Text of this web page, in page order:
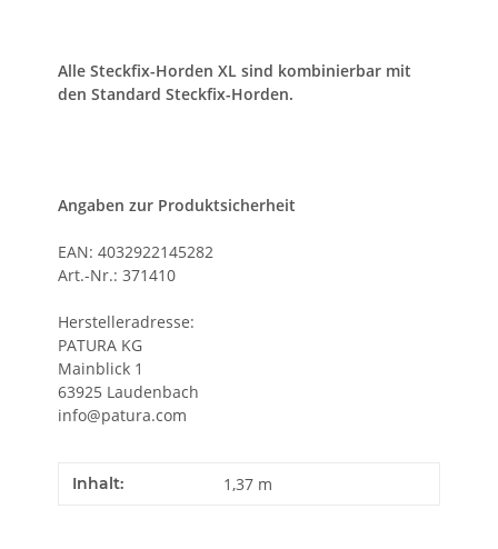
Alle Steckfix-Horden XL sind kombinierbar mit
den Standard Steckfix-Horden.
Angaben zur Produktsicherheit
EAN: 4032922145282
Art.-Nr.: 371410
Herstelleradresse:
PATURA KG
Mainblick 1
63925 Laudenbach
info@patura.com
Inhalt: 1,37 m